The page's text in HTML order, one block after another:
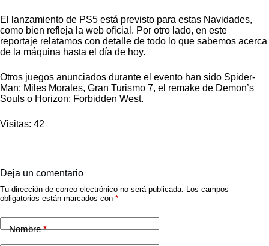
El lanzamiento de PS5 está previsto para estas Navidades,
como bien refleja la web oficial. Por otro lado, en este
reportaje relatamos con detalle de todo lo que sabemos acerca
de la máquina hasta el día de hoy.
Otros juegos anunciados durante el evento han sido Spider-
Man: Miles Morales, Gran Turismo 7, el remake de Demon’s
Souls o Horizon: Forbidden West.
Visitas: 42
Deja un comentario
Tu dirección de correo electrónico no será publicada.
Los campos
obligatorios están marcados con *
Nombre*